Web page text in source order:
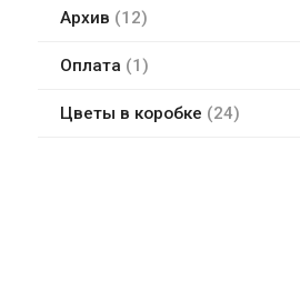
Архив 12
Оплата 1
Цветы в коробке 24